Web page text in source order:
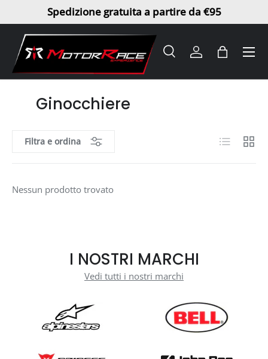
Passa ai contenuti
Spedizione gratuita a partire da €95
Cerca
Tipo prodotto
Cerca AccediBorsa
Ginocchiere
Filtra e ordina ElencoGriglia
Nessun prodotto trovato
I NOSTRI MARCHI
Vedi tutti i nostri marchi